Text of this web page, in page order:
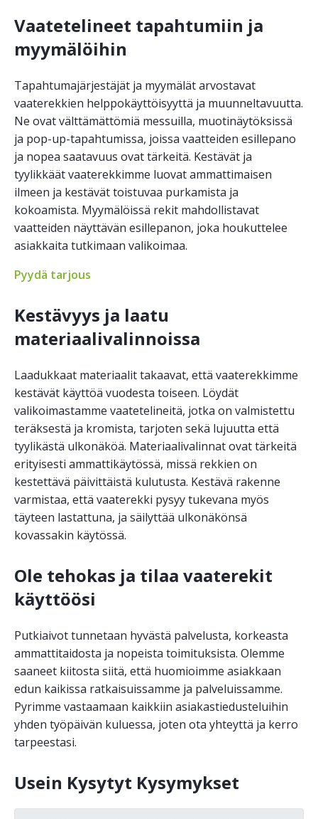
Vaatetelineet tapahtumiin ja
myymälöihin
Tapahtumajärjestäjät ja myymälät arvostavat
vaaterekkien helppokäyttöisyyttä ja muunneltavuutta.
Ne ovat välttämättömiä messuilla, muotinäytöksissä
ja pop-up-tapahtumissa, joissa vaatteiden esillepano
ja nopea saatavuus ovat tärkeitä. Kestävät ja
tyylikkäät vaaterekkimme luovat ammattimaisen
ilmeen ja kestävät toistuvaa purkamista ja
kokoamista. Myymälöissä rekit mahdollistavat
vaatteiden näyttävän esillepanon, joka houkuttelee
asiakkaita tutkimaan valikoimaa.
Pyydä tarjous
Kestävyys ja laatu
materiaalivalinnoissa
Laadukkaat materiaalit takaavat, että vaaterekkimme
kestävät käyttöä vuodesta toiseen. Löydät
valikoimastamme vaatetelineitä, jotka on valmistettu
teräksestä ja kromista, tarjoten sekä lujuutta että
tyylikästä ulkonäköä. Materiaalivalinnat ovat tärkeitä
erityisesti ammattikäytössä, missä rekkien on
kestettävä päivittäistä kulutusta. Kestävä rakenne
varmistaa, että vaaterekki pysyy tukevana myös
täyteen lastattuna, ja säilyttää ulkonäkönsä
kovassakin käytössä.
Ole tehokas ja tilaa vaaterekit
käyttöösi
Putkiaivot tunnetaan hyvästä palvelusta, korkeasta
ammattitaidosta ja nopeista toimituksista. Olemme
saaneet kiitosta siitä, että huomioimme asiakkaan
edun kaikissa ratkaisuissamme ja palveluissamme.
Pyrimme vastaamaan kaikkiin asiakastiedusteluihin
yhden työpäivän kuluessa, joten ota yhteyttä ja kerro
tarpeestasi.
Usein Kysytyt Kysymykset